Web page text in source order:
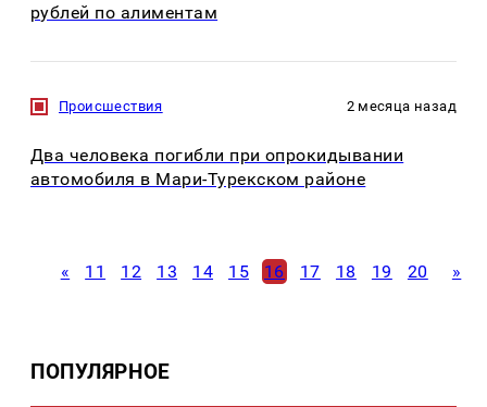
рублей по алиментам
Происшествия 2 месяца назад
Два человека погибли при опрокидывании
автомобиля в Мари-Турекском районе
« 11 12 13 14 15 16 17 18 19 20 »
ПОПУЛЯРНОЕ